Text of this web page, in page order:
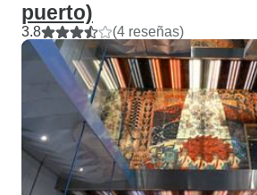
puerto)
3.8 (4 reseñas)